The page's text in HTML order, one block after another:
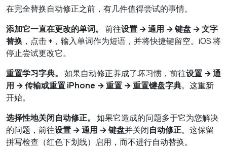
在完全替换自动修正之前，有几件值得尝试的事情。
添加它一直在更改的单词。 前往设置 → 通用 → 键盘 → 文字
替换 ，点击+ ，输入单词作为短语，并将快捷键留空。iOS 将
停止尝试更改它。
重置学习字典。 如果自动修正养成了坏习惯，前往设置 → 通
用 → 传输或重置 iPhone → 重置 → 重置键盘字典。这重新
开始。
选择性地关闭自动修正。 如果它造成的问题多于它为您解决
的问题，前往设置 → 通用 → 键盘并关闭自动修正。这保留
拼写检查（红色下划线）启用，而不进行自动替换。